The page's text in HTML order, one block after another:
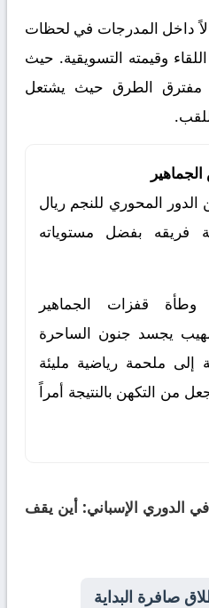
داخل المدرجات في لحظات
وقيمته التسويقية. حيث
مفترق الطرق حيث يشتعل
الدور المحوري للنجم ريال
فريقه بفضل مستوياته
قفزات الجماهير
يجسد جنون الساحرة
إلى ملحمة رياضية مليئة
من التكهن بالنتيجة أمراً
الدوري الإسباني: أين يقف
صافرة البداية